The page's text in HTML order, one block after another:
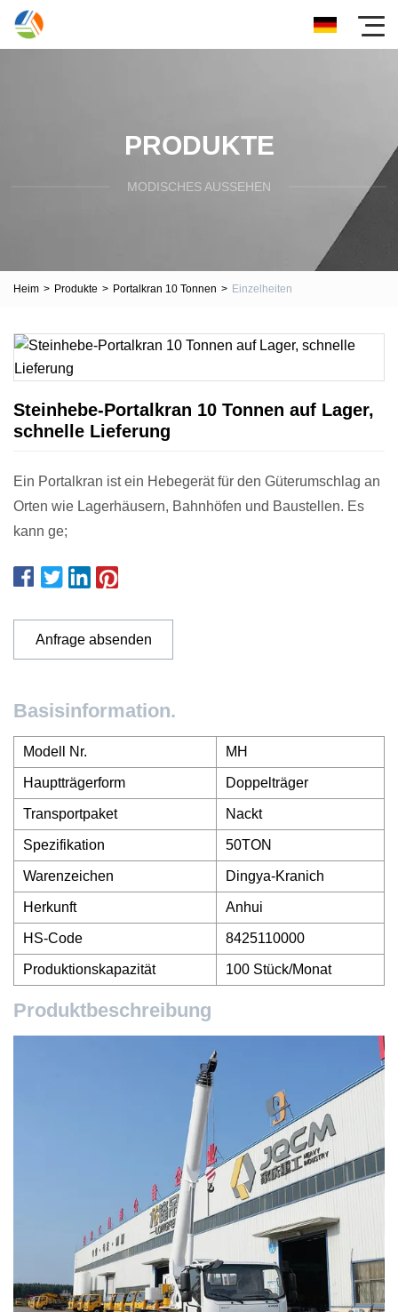
PRODUKTE
MODISCHES AUSSEHEN
Heim > Produkte > Portalkran 10 Tonnen > Einzelheiten
Steinhebe-Portalkran 10 Tonnen auf Lager,
schnelle Lieferung
Ein Portalkran ist ein Hebegerät für den Güterumschlag an
Orten wie Lagerhäusern, Bahnhöfen und Baustellen. Es
kann ge;
Anfrage absenden
Basisinformation.
Modell Nr. MH
Hauptträgerform Doppelträger
Transportpaket Nackt
Spezifikation 50TON
Warenzeichen Dingya-Kranich
Herkunft Anhui
HS-Code 8425110000
Produktionskapazität 100 Stück/Monat
Produktbeschreibung